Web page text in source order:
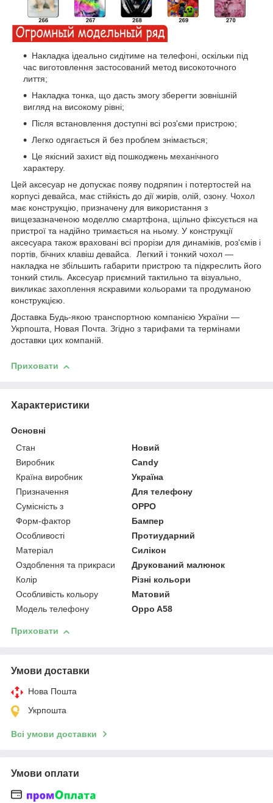
Накладка ідеально сидітиме на телефоні, оскільки під
час виготовлення застосований метод високоточного
лиття;
Накладка тонка, що дасть змогу зберегти зовнішній
вигляд на високому рівні;
Після встановлення доступні всі роз'єми пристрою;
Легко одягається й без проблем знімається;
Це якісний захист від пошкоджень механічного
характеру.
Цей аксесуар не допускає появу подряпин і потертостей на
корпусі девайса, має стійкість до дії жирів, олій, озону. Чохол
має конструкцію, призначену для використання з
вищезазначеною моделлю смартфона, щільно фіксується на
пристрої та надійно тримається на ньому. У конструкції
аксесуара також враховані всі прорізи для динаміків, роз'ємів і
портів, бічних клавіш девайса. Легкий і тонкий чохол —
накладка не збільшить габарити пристрою та підкреслить його
тонкий стиль. Аксесуар приємний тактильно та візуально,
викликає захоплення яскравими кольорами та продуманою
конструкцією.
Доставка Будь-якою транспортною компанією України —
Укрпошта, Новая Почта. Згідно з тарифами та термінами
доставки цих компаній.
Приховати
Характеристики
Основні
Стан
Новий
Виробник
Candy
Країна виробник
Україна
Призначення
Для телефону
Сумісність з
OPPO
Форм-фактор
Бампер
Особливості
Протиударний
Матеріал
Силікон
Оздоблення та прикраси
Друкований малюнок
Колір
Різні кольори
Особливість кольору
Матовий
Модель телефону
Oppo A58
Приховати
Умови доставки
Нова Пошта
Укрпошта
Всі умови доставки
Умови оплати